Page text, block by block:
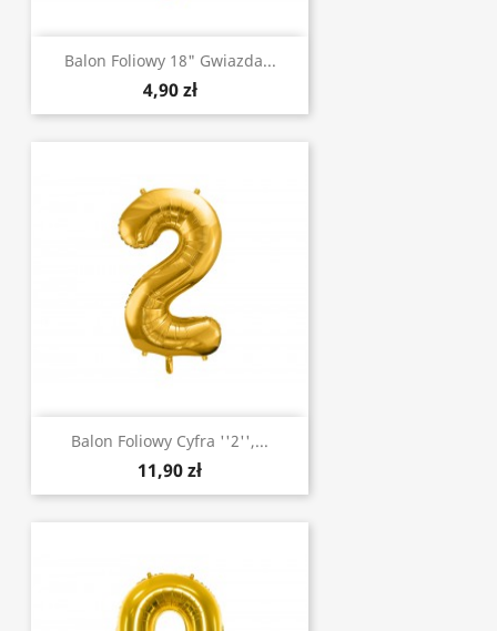
Balon Foliowy 18" Gwiazda...
4,90 zł
Balon Foliowy Cyfra ''2'',...
11,90 zł